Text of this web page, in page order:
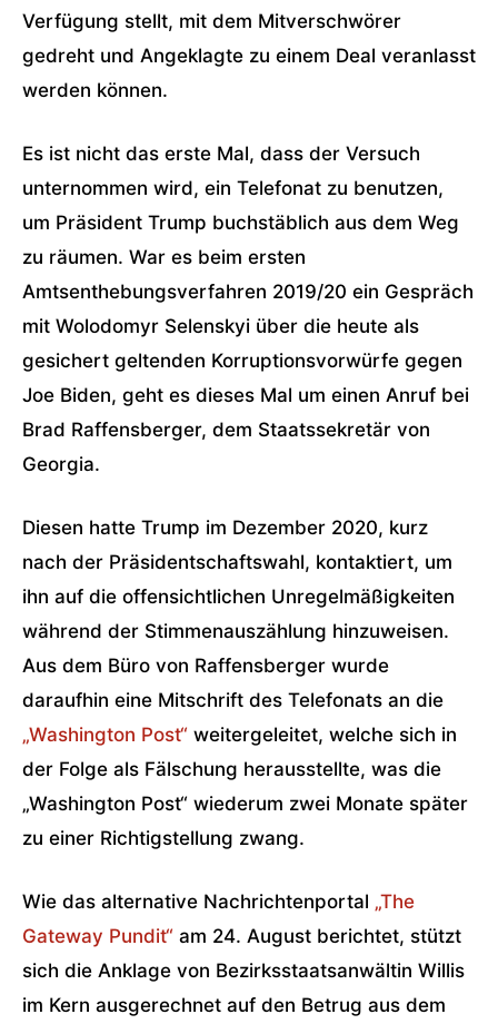
Verfügung stellt, mit dem Mitverschwörer
gedreht und Angeklagte zu einem Deal veranlasst
werden können.
Es ist nicht das erste Mal, dass der Versuch
unternommen wird, ein Telefonat zu benutzen,
um Präsident Trump buchstäblich aus dem Weg
zu räumen. War es beim ersten
Amtsenthebungsverfahren 2019/20 ein Gespräch
mit Wolodomyr Selenskyi über die heute als
gesichert geltenden Korruptionsvorwürfe gegen
Joe Biden, geht es dieses Mal um einen Anruf bei
Brad Raffensberger, dem Staatssekretär von
Georgia.
Diesen hatte Trump im Dezember 2020, kurz
nach der Präsidentschaftswahl, kontaktiert, um
ihn auf die offensichtlichen Unregelmäßigkeiten
während der Stimmenauszählung hinzuweisen.
Aus dem Büro von Raffensberger wurde
daraufhin eine Mitschrift des Telefonats an die
„Washington Post“ weitergeleitet, welche sich in
der Folge als Fälschung herausstellte, was die
„Washington Post“ wiederum zwei Monate später
zu einer Richtigstellung zwang.
Wie das alternative Nachrichtenportal „The
Gateway Pundit“ am 24. August berichtet, stützt
sich die Anklage von Bezirksstaatsanwältin Willis
im Kern ausgerechnet auf den Betrug aus dem